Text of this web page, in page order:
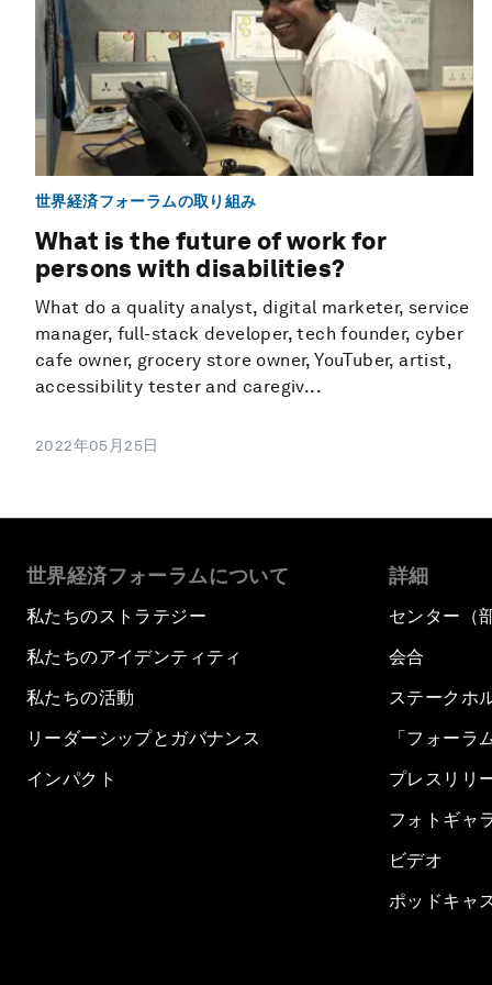
世界経済フォーラムの取り組み
What is the future of work for
persons with disabilities?
What do a quality analyst, digital marketer, service
manager, full-stack developer, tech founder, cyber
cafe owner, grocery store owner, YouTuber, artist,
accessibility tester and caregiv...
2022年05月25日
世界経済フォーラムについて
私たちのストラテジー
私たちのアイデンティティ
私たちの活動
リーダーシップとガバナンス
インパクト
詳細
センター（
会合
ステークホ
「フォーラ
プレスリリ
フォトギャ
ビデオ
ポッドキャ